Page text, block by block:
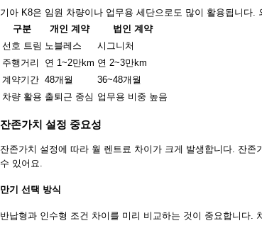
기아 K8은 임원 차량이나 업무용 세단으로도 많이 활용됩니다
구분
개인 계약
법인 계약
선호 트림 노블레스
시그니처
주행거리
연 1~2만km 연 2~3만km
계약기간 48개월
36~48개월
차량 활용 출퇴근 중심 업무용 비중 높음
잔존가치 설정 중요성
잔존가치 설정에 따라 월 렌트료 차이가 크게 발생합니다. 잔
수 있어요.
만기 선택 방식
반납형과 인수형 조건 차이를 미리 비교하는 것이 중요합니다.